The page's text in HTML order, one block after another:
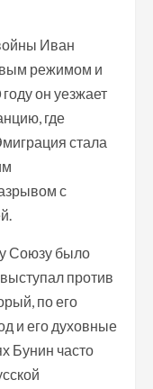
Иван
режимом и
он уезжает
где
стала
с
Союзу было
против
по его
и его духовные
Бунин часто